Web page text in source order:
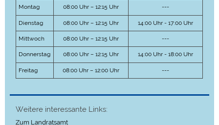
Montag 08:00 Uhr – 12:15 Uhr ---
Dienstag 08:00 Uhr – 12:15 Uhr 14:00 Uhr - 17:00 Uhr
Mittwoch 08:00 Uhr – 12:15 Uhr ---
Donnerstag 08:00 Uhr – 12:15 Uhr 14:00 Uhr - 18:00 Uhr
Freitag 08:00 Uhr – 12:00 Uhr ---
Weitere interessante Links:
Zum Landratsamt